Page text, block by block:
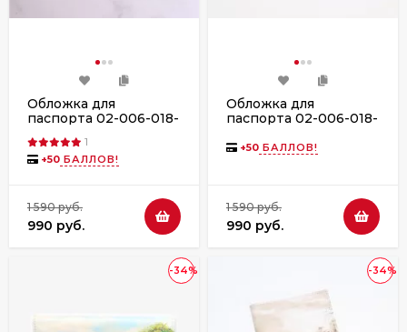
Обложка для
паспорта 02-006-018-
фоне собора"
1
+50 БАЛЛОВ!
1 590 руб.
990 руб.
Обложка для
паспорта 02-006-018-
в акварели"
+50 БАЛЛОВ!
1 590 руб.
990 руб.
-34% -34%